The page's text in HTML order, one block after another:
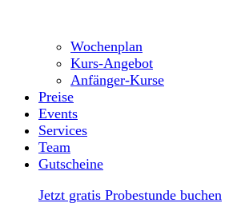
Wochenplan
Kurs-Angebot
Anfänger-Kurse
Preise
Events
Services
Team
Gutscheine
Jetzt gratis Probestunde buchen